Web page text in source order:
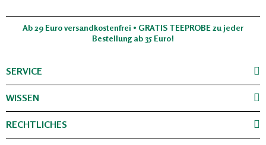
Ab 29 Euro versandkostenfrei • GRATIS TEEPROBE zu jeder
Bestellung ab 35 Euro!
SERVICE
WISSEN
RECHTLICHES